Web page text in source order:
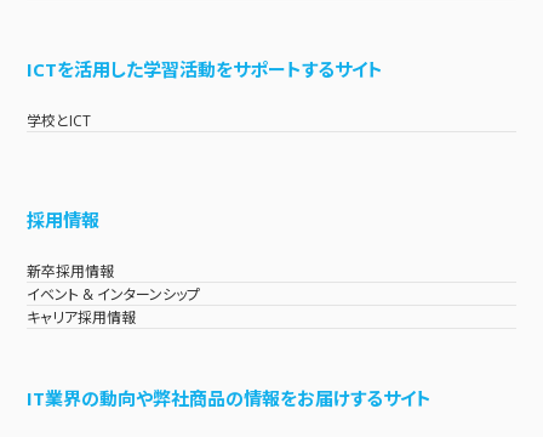
ICTを活用した学習活動をサポートするサイト
学校とICT
採用情報
新卒採用情報
イベント & インターンシップ
キャリア採用情報
IT業界の動向や弊社商品の情報をお届けするサイト